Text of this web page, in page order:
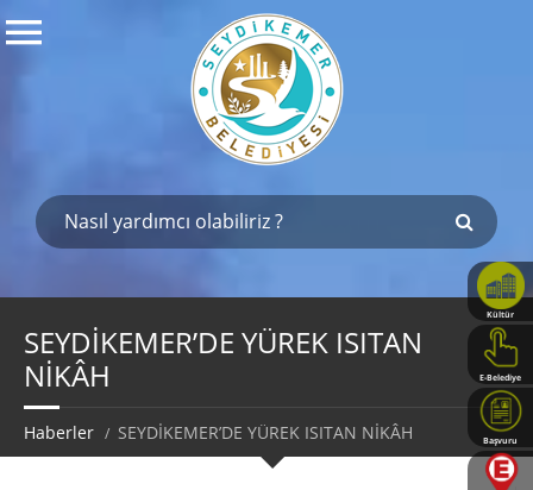
Kültür
Haritası
E-Belediye
Başvuru
Rehberi
SEYDİKEMER’DE YÜREK ISITAN
NİKÂH
Haberler SEYDİKEMER’DE YÜREK ISITAN NİKÂH